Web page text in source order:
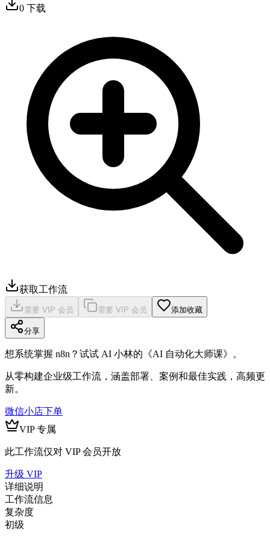
0 下载
获取工作流
需要 VIP 会员 需要 VIP 会员 添加收藏
分享
想系统掌握 n8n？试试 AI 小林的《AI 自动化大师课》。
从零构建企业级工作流，涵盖部署、案例和最佳实践，高频更
新。
微信小店下单
VIP 专属
此工作流仅对 VIP 会员开放
升级 VIP
详细说明
工作流信息
复杂度
初级